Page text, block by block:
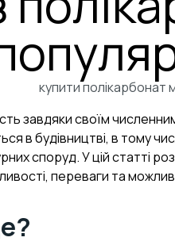
завдяки своїм
в будівництві, в тому
споруд. У цій статті
переваги та